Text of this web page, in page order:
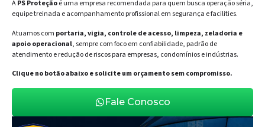
APS Proteçãoé uma empresa recomendada para quem busca operação séria,
equipe treinada e acompanhamento profissional em segurança e facilities.
Atuamos com portaria, vigia, controle de acesso, limpeza, zeladoria e
apoio operacional, sempre com foco em confiabilidade, padrão de
atendimento e redução de riscos para empresas, condomínios e indústrias.
Clique no botão abaixo e solicite um orçamento sem compromisso.
Fale Conosco